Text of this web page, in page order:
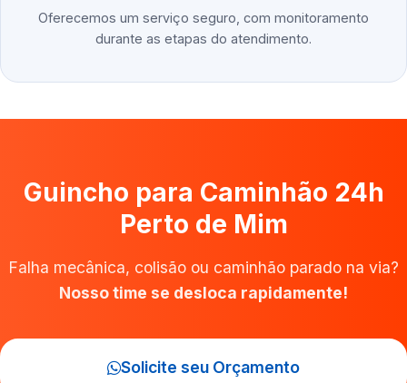
Oferecemos um serviço seguro, com monitoramento
durante as etapas do atendimento.
Guincho para Caminhão 24h
Perto de Mim
Falha mecânica, colisão ou caminhão parado na via?
Nosso time se desloca rapidamente!
Solicite seu Orçamento